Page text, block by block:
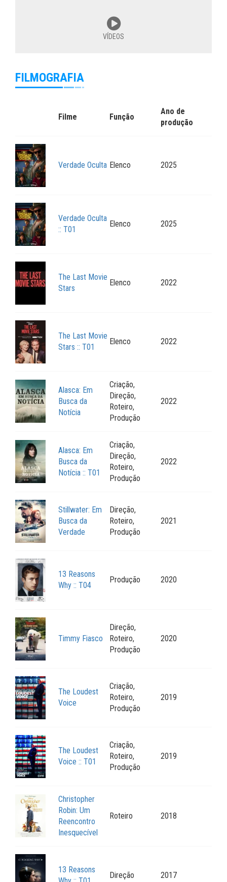
VÍDEOS
FILMOGRAFIA
Filme Função
Ano de
produção
Verdade Oculta Elenco 2025
Verdade Oculta
:: T01
Elenco 2025
The Last Movie
Stars
Elenco 2022
The Last Movie
Stars :: T01
Elenco 2022
Alasca: Em
Busca da
Notícia
Criação,
Direção,
Roteiro,
Produção
2022
Alasca: Em
Busca da
Notícia :: T01
Criação,
Direção,
Roteiro,
Produção
2022
Stillwater: Em
Busca da
Verdade
Direção,
Roteiro,
Produção
2021
13 Reasons
Why :: T04
Produção 2020
Timmy Fiasco
Direção,
Roteiro,
Produção
2020
The Loudest
Voice
Criação,
Roteiro,
Produção
2019
The Loudest
Voice :: T01
Criação,
Roteiro,
Produção
2019
Christopher
Robin: Um
Reencontro
Inesquecível
Roteiro 2018
13 Reasons
Direção 2017